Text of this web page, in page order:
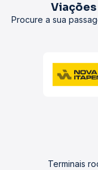
Procure a sua
Terminais